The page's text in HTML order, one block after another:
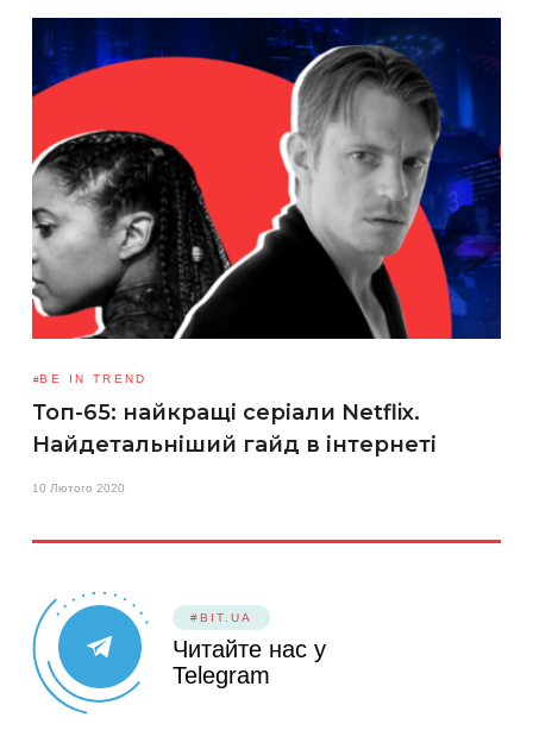
BE IN TREND
Топ-65: найкращі серіали Netflix.
Найдетальніший гайд в інтернеті
10 Лютого 2020
#BIT.UA
Читайте нас у
Telegram